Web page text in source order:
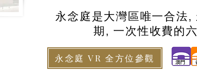
永念庭是大灣區唯一合法
期, 一次性收費的
永念庭 VR 全方位參觀